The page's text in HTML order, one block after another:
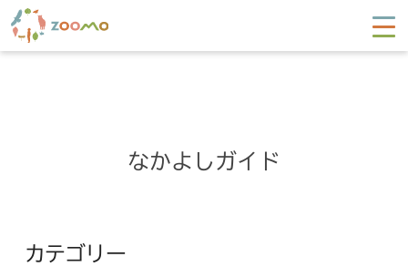
なかよしガイド
カテゴリー